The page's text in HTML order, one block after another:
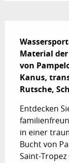
Material
von
Kanus,
Rutsche,
Entdecken
in einer
Bucht von
Saint-